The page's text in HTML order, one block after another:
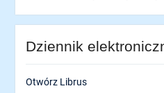
Dziennik
Otwórz Librus